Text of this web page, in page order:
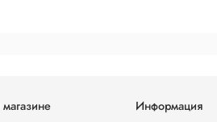
Информация